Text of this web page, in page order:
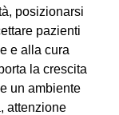
posizionarsi
pazienti
e alla cura
la crescita
un ambiente
attenzione